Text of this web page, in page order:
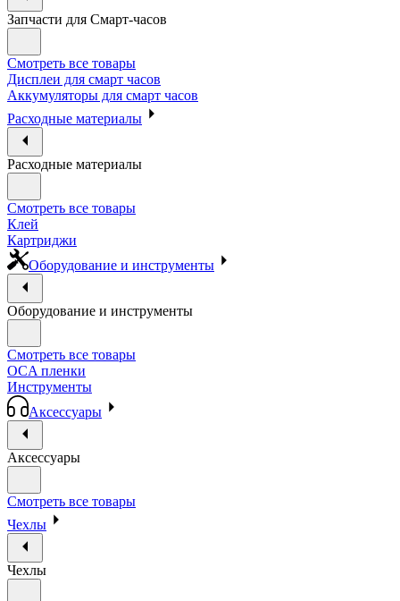
Запчасти для Смарт-часов
Смотреть все товары
Дисплеи для смарт часов
Аккумуляторы для смарт часов
Расходные материалы
Расходные материалы
Смотреть все товары
Клей
Картриджи
Оборудование и инструменты
Оборудование и инструменты
Смотреть все товары
OCA пленки
Инструменты
Аксессуары
Аксессуары
Смотреть все товары
Чехлы
Чехлы